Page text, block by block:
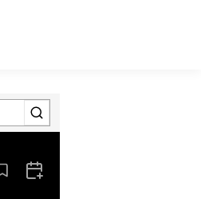
Aus den Lesezeichen entfernen
Zum Kalender hinzufügen